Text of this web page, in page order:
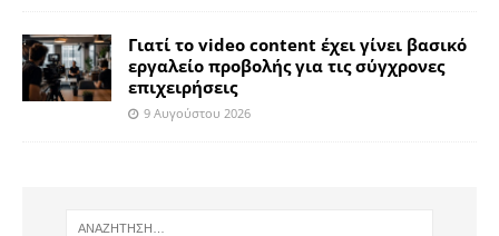
Γιατί το video content έχει γίνει βασικό
εργαλείο προβολής για τις σύγχρονες
επιχειρήσεις
9 Αυγούστου 2026